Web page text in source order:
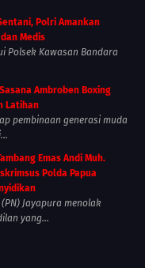
Polri Amankan
Medis
Polsek Kawasan Bandara
Ambroben Boxing
Latihan
pembinaan generasi muda
Emas Andi Muh.
Polda Papua
Jayapura menolak
yang...